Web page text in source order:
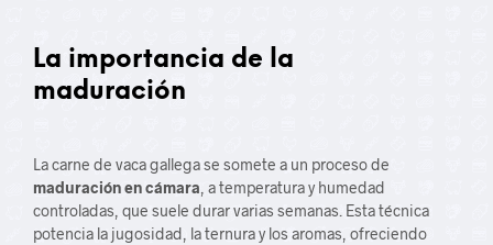
La importancia de la
maduración
La carne de vaca gallega se somete a un proceso de
maduración en cámara , a temperatura y humedad
controladas, que suele durar varias semanas. Esta técnica
potencia la jugosidad, la ternura y los aromas, ofreciendo